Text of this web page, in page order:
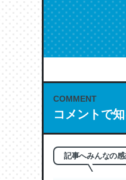
COMMENT
コメントで
記事へみんなの
これは名文。
もお勧め。自